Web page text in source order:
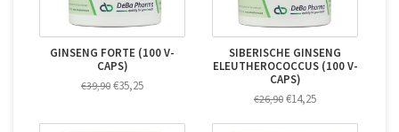
GINSENG FORTE (100 V-
CAPS)
€39,90 €35,25
SIBERISCHE GINSENG
ELEUTHEROCOCCUS (100 V-
CAPS)
€26,90 €14,25